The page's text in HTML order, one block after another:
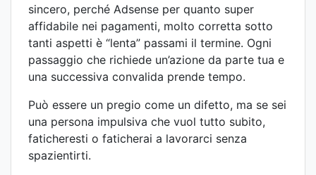
sincero, perché Adsense per quanto super
affidabile nei pagamenti, molto corretta sotto
tanti aspetti è “lenta” passami il termine. Ogni
passaggio che richiede un’azione da parte tua e
una successiva convalida prende tempo.
Può essere un pregio come un difetto, ma se sei
una persona impulsiva che vuol tutto subito,
faticheresti o faticherai a lavorarci senza
spazientirti.